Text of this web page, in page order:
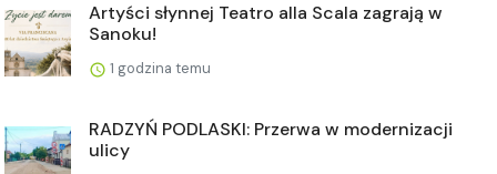
Artyści słynnej Teatro alla Scala zagrają w
Sanoku!
1 godzina temu
RADZYŃ PODLASKI: Przerwa w modernizacji
ulicy